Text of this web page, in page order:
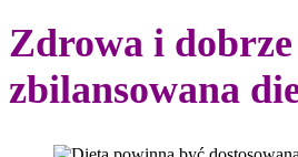
Zdrowa i dobrze
zbilansowana